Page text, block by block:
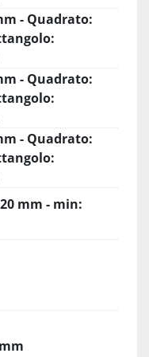
visualizzare la
console di
al piano macchina
della lama
riducendo lo
l'efficienza del
presente anche
tensione del
tramite la
movimentazione
- Quadrato:
- Quadrato:
- Quadrato:
mm - min: